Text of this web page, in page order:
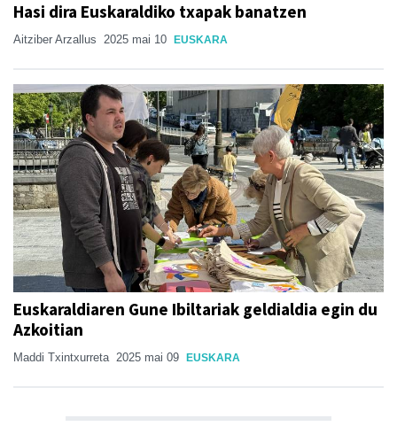
Hasi dira Euskaraldiko txapak banatzen
Aitziber Arzallus 2025 mai 10 EUSKARA
Euskaraldiaren Gune Ibiltariak geldialdia egin du
Azkoitian
Maddi Txintxurreta 2025 mai 09 EUSKARA